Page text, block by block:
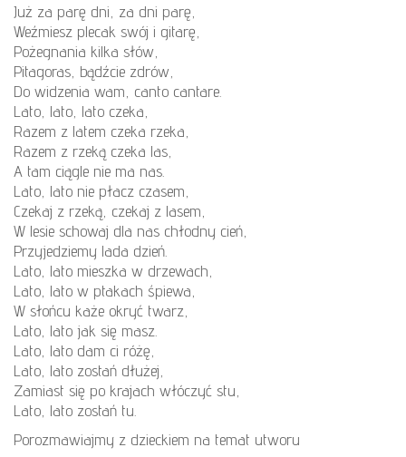
Już za parę dni, za dni parę,
Weźmiesz plecak swój i gitarę,
Pożegnania kilka słów,
Pitagoras, bądźcie zdrów,
Do widzenia wam, canto cantare.
Lato, lato, lato czeka,
Razem z latem czeka rzeka,
Razem z rzeką czeka las,
A tam ciągle nie ma nas.
Lato, lato nie płacz czasem,
Czekaj z rzeką, czekaj z lasem,
W lesie schowaj dla nas chłodny cień,
Przyjedziemy lada dzień.
Lato, lato mieszka w drzewach,
Lato, lato w ptakach śpiewa,
W słońcu każe okryć twarz,
Lato, lato jak się masz.
Lato, lato dam ci różę,
Lato, lato zostań dłużej,
Zamiast się po krajach włóczyć stu,
Lato, lato zostań tu.
Porozmawiajmy z dzieckiem na temat utworu